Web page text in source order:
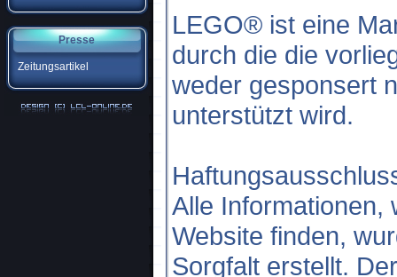
Presse
Zeitungsartikel
LEGO® ist eine
durch die die
weder gesponsert
unterstützt wird.
Alle Informationen,
Website finden,
Sorgfalt erstellt.